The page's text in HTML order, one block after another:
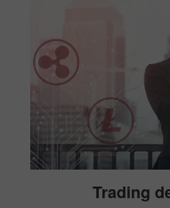
Trading